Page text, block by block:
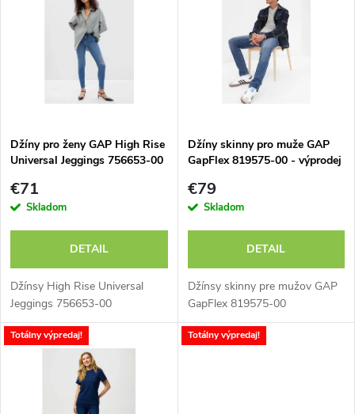
e
p
r
o
d
u
s
p
r
d
u
Džíny pro ženy GAP High Rise
Universal Jeggings 756653-00
€71
Skladom
DETAIL
Džínsy High Rise Universal
Jeggings 756653-00
Džíny skinny pro muže GAP
GapFlex 819575-00 - výprodej
€79
Skladom
DETAIL
Džínsy skinny pre mužov GAP
GapFlex 819575-00
Totálny výpredaj! Totálny výpredaj!